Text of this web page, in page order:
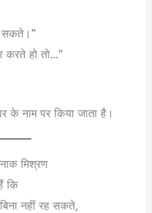
सकते।”
करते हो तो…”
नाम पर किया जाता है।
मिश्रण
कि
नहीं रह सकते,